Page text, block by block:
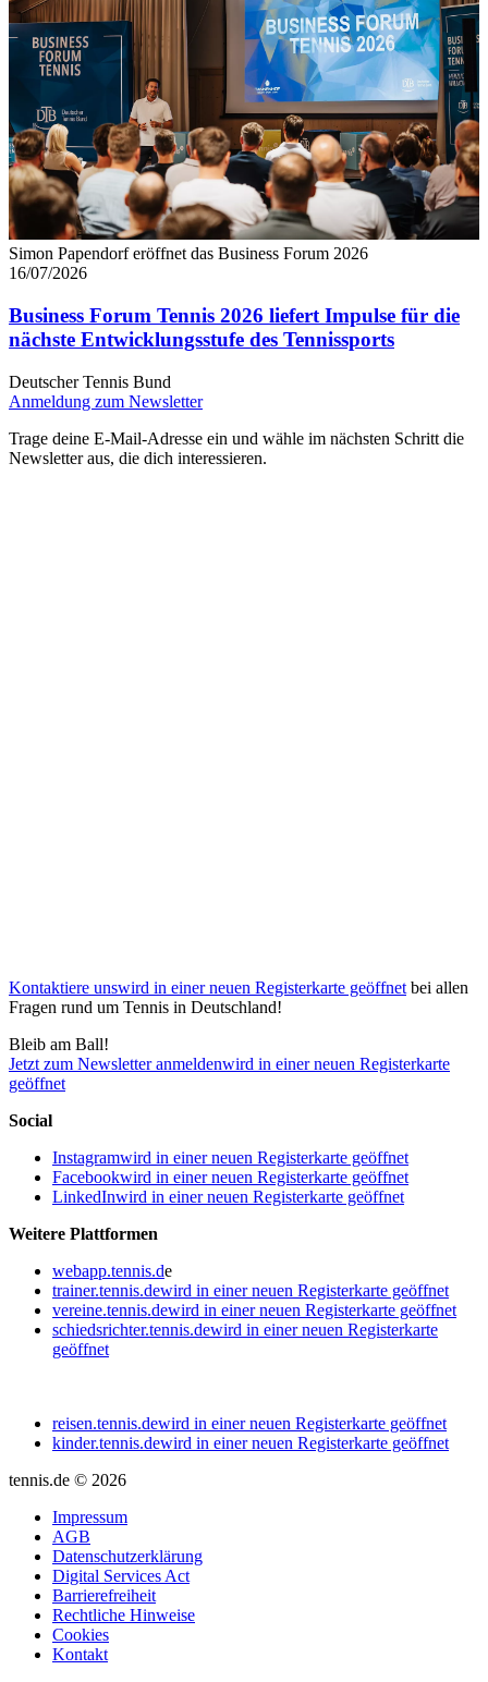
Simon Papendorf eröffnet das Business Forum 2026
16/07/2026
Business Forum Tennis 2026 liefert Impulse für die
nächste Entwicklungsstufe des Tennissports
Deutscher Tennis Bund
Anmeldung zum Newsletter
Trage deine E-Mail-Adresse ein und wähle im nächsten Schritt die
Newsletter aus, die dich interessieren.
Kontaktiere unswird in einer neuen Registerkarte geöffnet bei allen
Fragen rund um Tennis in Deutschland!
Bleib am Ball!
Jetzt zum Newsletter anmeldenwird in einer neuen Registerkarte
geöffnet
Social
Instagramwird in einer neuen Registerkarte geöffnet
Facebookwird in einer neuen Registerkarte geöffnet
LinkedInwird in einer neuen Registerkarte geöffnet
Weitere Plattformen
webapp.tennis.de
trainer.tennis.dewird in einer neuen Registerkarte geöffnet
vereine.tennis.dewird in einer neuen Registerkarte geöffnet
schiedsrichter.tennis.dewird in einer neuen Registerkarte
geöffnet
reisen.tennis.dewird in einer neuen Registerkarte geöffnet
kinder.tennis.dewird in einer neuen Registerkarte geöffnet
tennis.de © 2026
Impressum
AGB
Datenschutzerklärung
Digital Services Act
Barrierefreiheit
Rechtliche Hinweise
Cookies
Kontakt